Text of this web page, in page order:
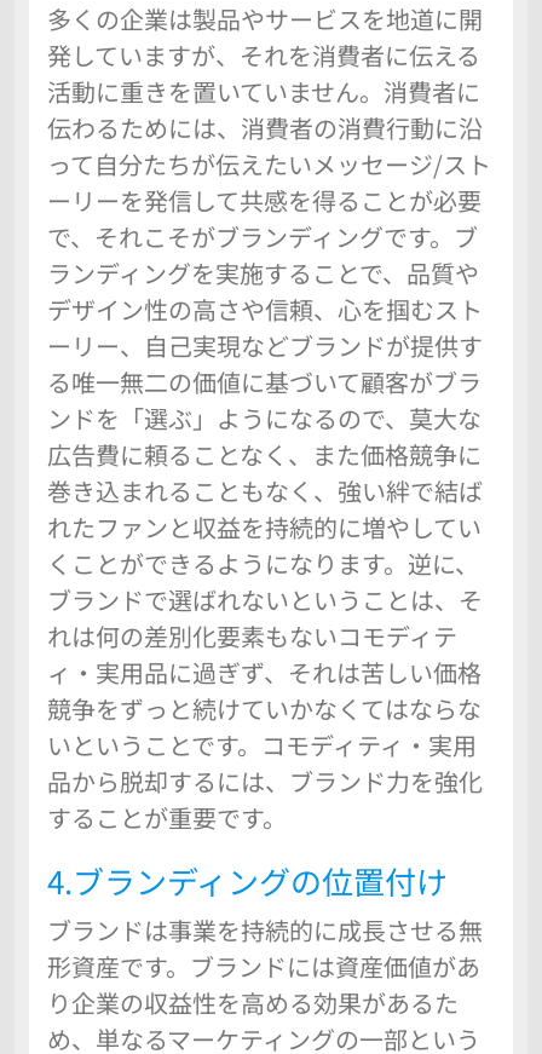
多くの企業は製品やサービスを地道に開
発していますが、それを消費者に伝える
活動に重きを置いていません。消費者に
伝わるためには、消費者の消費行動に沿
って自分たちが伝えたいメッセージ/スト
ーリーを発信して共感を得ることが必要
で、それこそがブランディングです。ブ
ランディングを実施することで、品質や
デザイン性の高さや信頼、心を掴むスト
ーリー、自己実現などブランドが提供す
る唯一無二の価値に基づいて顧客がブラ
ンドを「選ぶ」ようになるので、莫大な
広告費に頼ることなく、また価格競争に
巻き込まれることもなく、強い絆で結ば
れたファンと収益を持続的に増やしてい
くことができるようになります。逆に、
ブランドで選ばれないということは、そ
れは何の差別化要素もないコモディテ
ィ・実用品に過ぎず、それは苦しい価格
競争をずっと続けていかなくてはならな
いということです。コモディティ・実用
品から脱却するには、ブランド力を強化
することが重要です。
4.ブランディングの位置付け
ブランドは事業を持続的に成長させる無
形資産です。ブランドには資産価値があ
り企業の収益性を高める効果があるた
め、単なるマーケティングの一部という